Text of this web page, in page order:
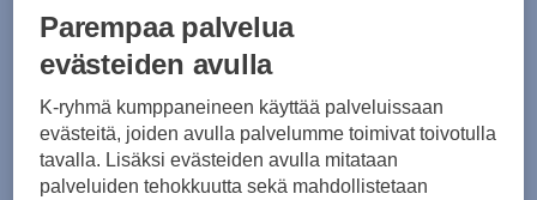
Koko
Parempaa palvelua
evästeiden avulla
K-ryhmä kumppaneineen käyttää palveluissaan
evästeitä, joiden avulla palvelumme toimivat toivotulla
tavalla. Lisäksi evästeiden avulla mitataan
palveluiden tehokkuutta sekä mahdollistetaan